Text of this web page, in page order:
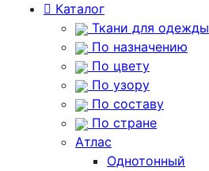
Каталог
Ткани для одежды
По назначению
По цвету
По узору
По составу
По стране
Атлас
Однотонный